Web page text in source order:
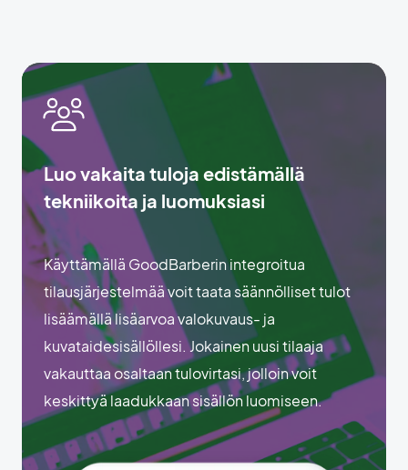
Luo vakaita tuloja edistämällä
tekniikoita ja luomuksiasi
Käyttämällä GoodBarberin integroitua
tilausjärjestelmää voit taata säännölliset tulot
lisäämällä lisäarvoa valokuvaus- ja
kuvataidesisällöllesi. Jokainen uusi tilaaja
vakauttaa osaltaan tulovirtasi, jolloin voit
keskittyä laadukkaan sisällön luomiseen.